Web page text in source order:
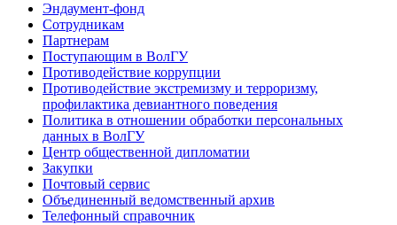
Эндаумент-фонд
Сотрудникам
Партнерам
Поступающим в ВолГУ
Противодействие коррупции
Противодействие экстремизму и терроризму,
профилактика девиантного поведения
Политика в отношении обработки персональных
данных в ВолГУ
Центр общественной дипломатии
Закупки
Почтовый сервис
Объединенный ведомственный архив
Телефонный справочник